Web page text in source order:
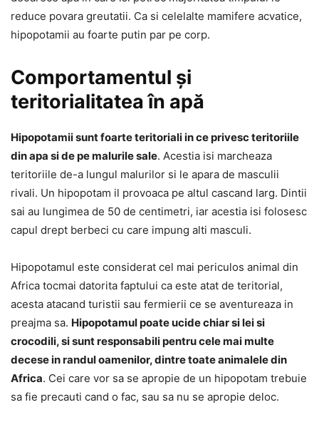
reduce povara greutatii. Ca si celelalte mamifere acvatice,
hipopotamii au foarte putin par pe corp.
Comportamentul și
teritorialitatea în apă
Hipopotamii sunt foarte teritoriali in ce privesc teritoriile
din apa si de pe malurile sale. Acestia isi marcheaza
teritoriile de-a lungul malurilor si le apara de masculii
rivali. Un hipopotam il provoaca pe altul cascand larg. Dintii
sai au lungimea de 50 de centimetri, iar acestia isi folosesc
capul drept berbeci cu care impung alti masculi.
Hipopotamul este considerat cel mai periculos animal din
Africa tocmai datorita faptului ca este atat de teritorial,
acesta atacand turistii sau fermierii ce se aventureaza in
preajma sa. Hipopotamul poate ucide chiar si lei si
crocodili, si sunt responsabili pentru cele mai multe
decese in randul oamenilor, dintre toate animalele din
Africa. Cei care vor sa se apropie de un hipopotam trebuie
sa fie precauti cand o fac, sau sa nu se apropie deloc.